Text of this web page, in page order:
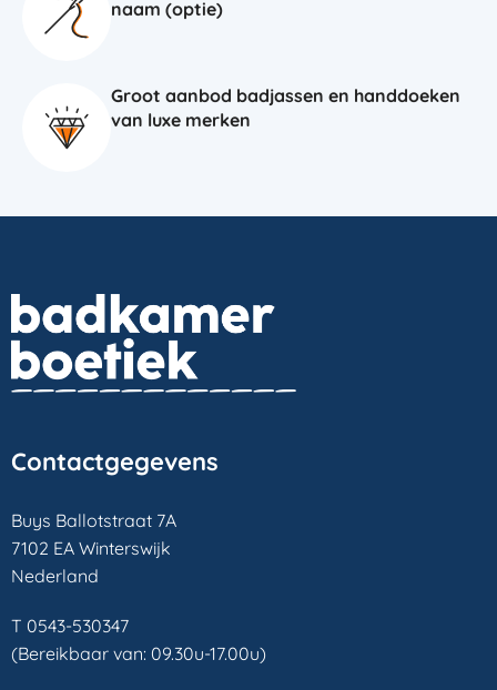
naam (optie)
Groot aanbod badjassen en handdoeken
van luxe merken
Contactgegevens
Buys Ballotstraat 7A
7102 EA Winterswijk
Nederland
T 0543-530347
(Bereikbaar van: 09.30u-17.00u)